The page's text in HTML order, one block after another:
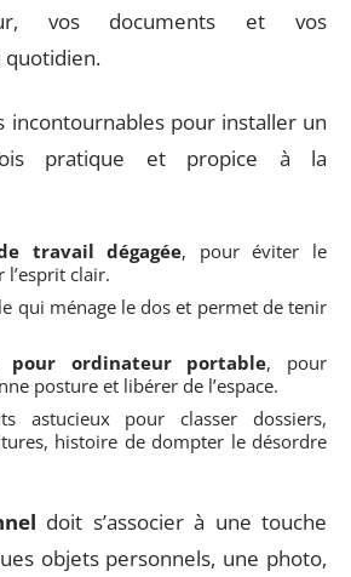
vos documents et vos
quotidien.
incontournables pour installer un
pratique et propice à la
travail dégagée, pour éviter le
clair.
qui ménage le dos et permet de tenir
pour ordinateur portable, pour
posture et libérer de l’espace.
astucieux pour classer dossiers,
histoire de dompter le désordre
doit s’associer à une touche
objets personnels, une photo,